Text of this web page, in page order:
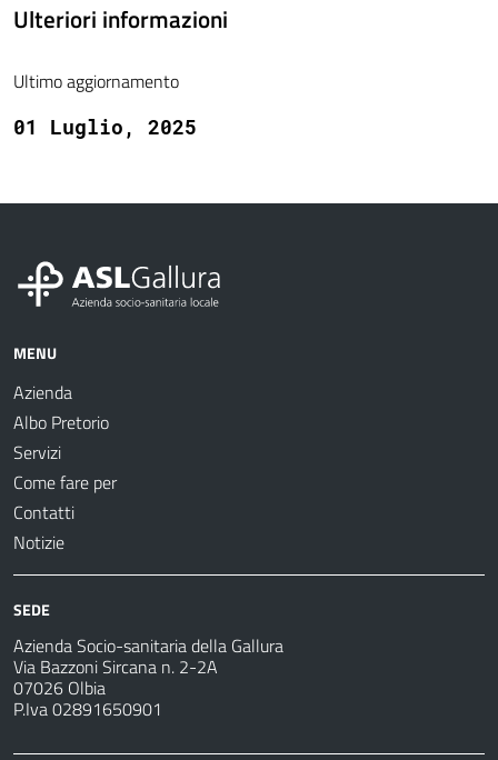
Ulteriori informazioni
Ultimo aggiornamento
01 Luglio, 2025
MENU
Azienda
Albo Pretorio
Servizi
Come fare per
Contatti
Notizie
SEDE
Azienda Socio-sanitaria della Gallura
Via Bazzoni Sircana n. 2-2A
07026 Olbia
P.Iva 02891650901